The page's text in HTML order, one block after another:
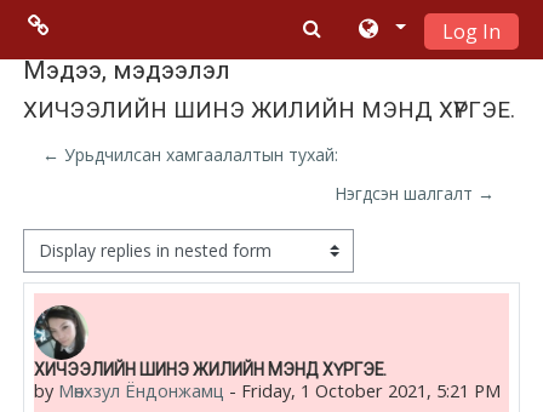
Menu 2
Moodle
Moodle
free support
Moodle
development
Log In
Мэдээ, мэдээлэл
ХИЧЭЭЛИЙН ШИНЭ ЖИЛИЙН МЭНД ХҮРГЭЕ.
← Урьдчилсан хамгаалалтын тухай:
Нэгдсэн шалгалт →
Display mode
ХИЧЭЭЛИЙН ШИНЭ ЖИЛИЙН МЭНД ХҮРГЭЕ.
by Мөнхзул Ёндонжамц - Friday, 1 October 2021, 5:21 PM
Number of replies: 0